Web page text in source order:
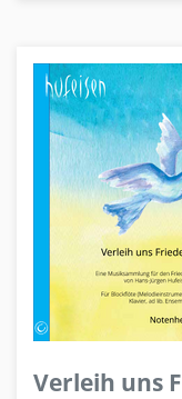
Verleih uns